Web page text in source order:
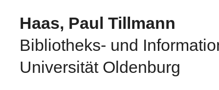
Haas, Paul Tillmann
Bibliotheks- und
Universität Oldenburg